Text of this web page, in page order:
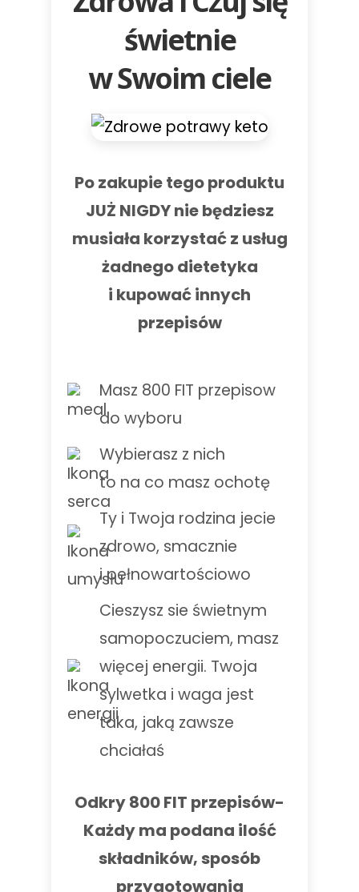
świetnie
w Swoim ciele
Po zakupie tego produktu
JUŻ NIGDY nie będziesz
musiała korzystać z usług
żadnego dietetyka
i kupować innych
przepisów
Masz 800 FIT przepisow
do wyboru
Wybierasz z nich
to na co masz ochotę
Ty i Twoja rodzina jecie
zdrowo, smacznie
i pełnowartościowo
Cieszysz sie świetnym
samopoczuciem, masz
więcej energii. Twoja
sylwetka i waga jest
taka, jaką zawsze
chciałaś
Odkry 800 FIT przepisów-
Każdy ma podana ilość
składników, sposób
przygotowania